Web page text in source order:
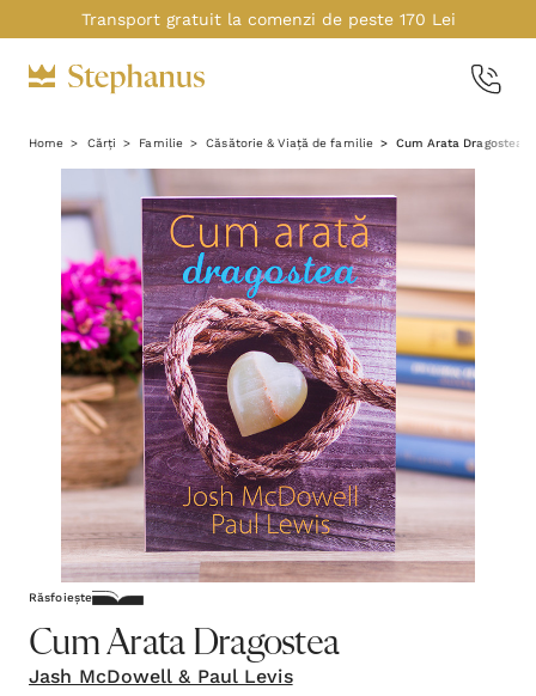
Transport gratuit la comenzi de peste 170 Lei
Home Cărți Familie Căsătorie & Viață de familie Cum Arata Dragostea
Răsfoiește
Cum Arata Dragostea
Jash McDowell & Paul Levis